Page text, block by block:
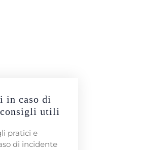
in caso di
utili
pratici e
di incidente